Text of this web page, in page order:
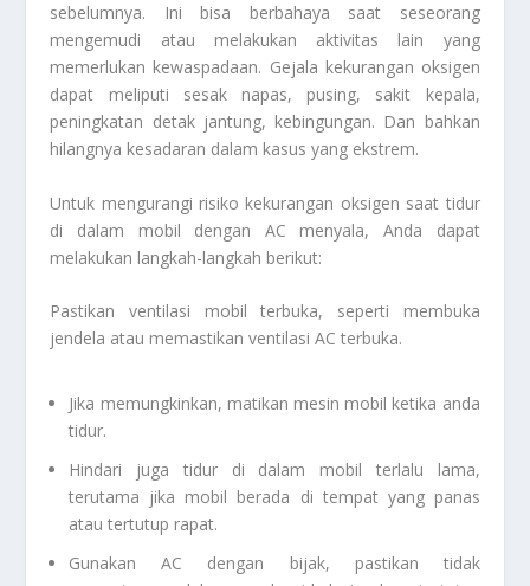
sebelumnya. Ini bisa berbahaya saat seseorang
mengemudi atau melakukan aktivitas lain yang
memerlukan kewaspadaan. Gejala kekurangan oksigen
dapat meliputi sesak napas, pusing, sakit kepala,
peningkatan detak jantung, kebingungan. Dan bahkan
hilangnya kesadaran dalam kasus yang ekstrem.
Untuk mengurangi risiko kekurangan oksigen saat tidur
di dalam mobil dengan AC menyala, Anda dapat
melakukan langkah-langkah berikut:
Pastikan ventilasi mobil terbuka, seperti membuka
jendela atau memastikan ventilasi AC terbuka.
Jika memungkinkan, matikan mesin mobil ketika anda
tidur.
Hindari juga tidur di dalam mobil terlalu lama,
terutama jika mobil berada di tempat yang panas
atau tertutup rapat.
Gunakan AC dengan bijak, pastikan tidak